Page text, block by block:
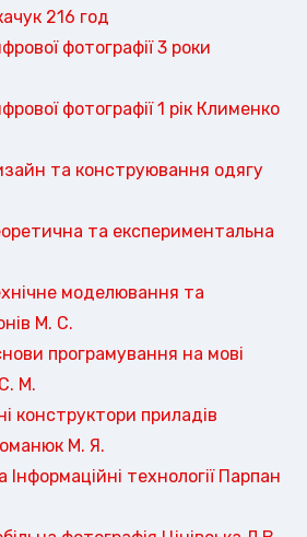
216 год
фотографії 3 роки
фотографії 1 рік Клименко
та конструювання одягу
та експериментальна
моделювання та
М. С.
програмування на мові
М.
конструктори приладів
М. Я.
технології Парпан